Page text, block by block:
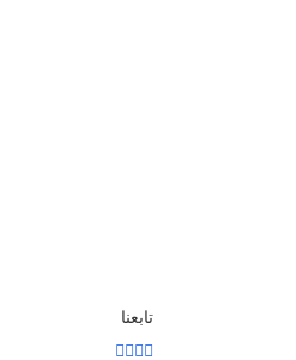
تابعنا